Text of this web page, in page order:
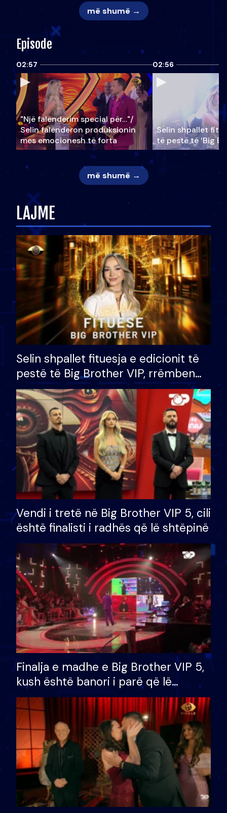
më shumë →
Episode
02:57
"Një falenderim special për…"/
Selin falënderon produksionin
mes emocionesh të forta
02:56
Selin shpallet
të pestë të ‘Big
më shumë →
LAJME
Selin shpallet fituesja e edicionit të
pestë të Big Brother VIP, rrëmben
çmimin e madh prej 100 mijë eurosh
Vendi i tretë në Big Brother VIP 5, cili
është finalisti i radhës që lë shtëpinë
Finalja e madhe e Big Brother VIP 5,
kush është banori i parë që lë
shtëpinë dhe humb mundësinë për
të fituar çmimin e madh